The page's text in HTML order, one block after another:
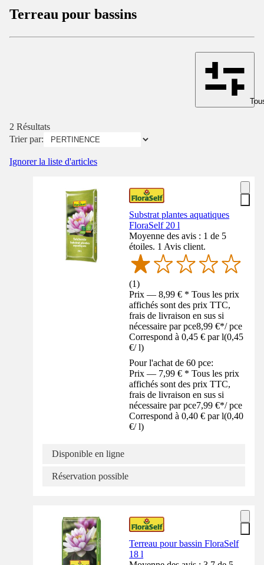
Terreau pour bassins
2 Résultats
Trier par:
Ignorer la liste d'articles
Substrat plantes aquatiques
FloraSelf 20 l
Moyenne des avis : 1 de 5
étoiles. 1 Avis client.
(1)
Prix — 8,99 € * Tous les prix
affichés sont des prix TTC,
frais de livraison en sus si
nécessaire par pce8,99 €*/ pce
Correspond à 0,45 € par l(0,45
€/ l)
Pour l'achat de 60 pce:
Prix — 7,99 € * Tous les prix
affichés sont des prix TTC,
frais de livraison en sus si
nécessaire par pce7,99 €*/ pce
Correspond à 0,40 € par l(0,40
€/ l)
Disponible en ligne
Réservation possible
Terreau pour bassin FloraSelf
18 l